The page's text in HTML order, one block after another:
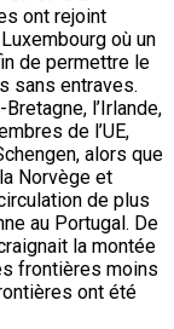
ont rejoint
où un
de permettre le
sans entraves.
l’Irlande,
de l’UE,
alors que
Norvège et
de plus
au Portugal. De
la montée
frontières moins
ont été